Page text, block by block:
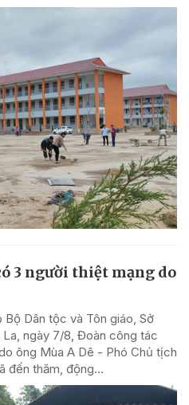
3 người thiệt mạng do
Dân tộc và Tôn giáo, Sở
ngày 7/8, Đoàn công tác
ông Mùa A Dê - Phó Chủ tịch
đến thăm, động...